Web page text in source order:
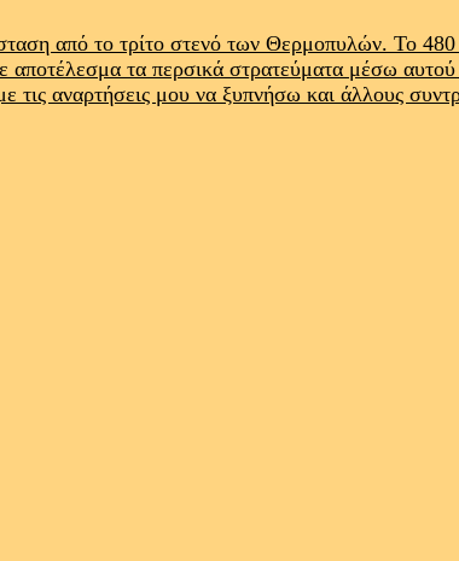
από το τρίτο στενό των Θερμοπυλών. Το
τα περσικά στρατεύματα μέσω
αναρτήσεις μου να ξυπνήσω και άλλους